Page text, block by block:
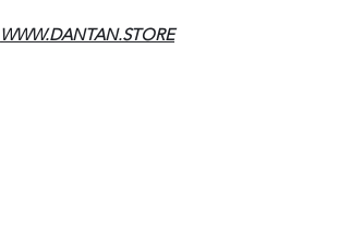
WWW.DANTAN.STORE